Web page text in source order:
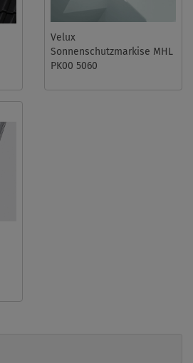
Velux
Sonnenschutzmarkise MHL
PK00 5060